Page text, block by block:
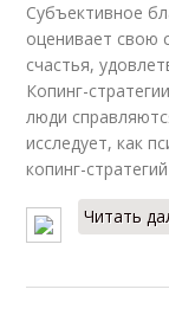
Субъективное
оценивает свою
счастья,
Копинг-
люди
исследует, как
копинг-
Читать